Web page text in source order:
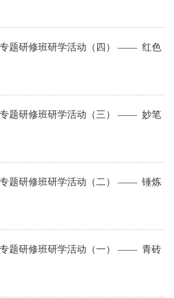
题研修班研学活动（四） ——  红色
题研修班研学活动（三） ——  妙笔
题研修班研学活动（二） ——  锤炼
题研修班研学活动（一） ——  青砖